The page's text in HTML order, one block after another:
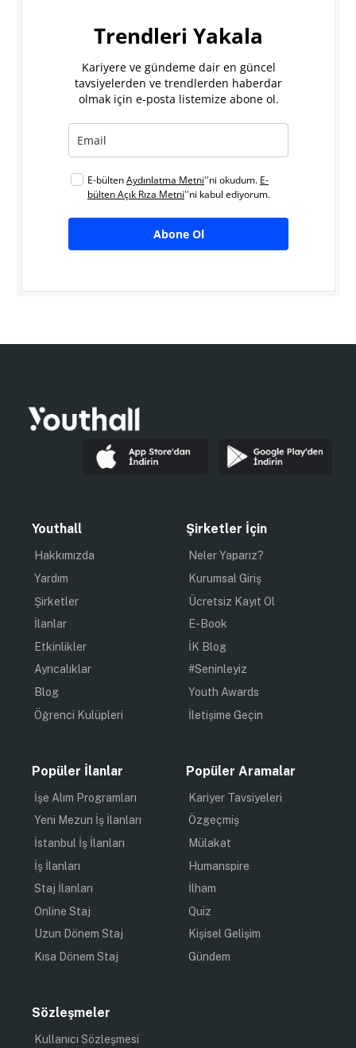
Trendleri Yakala
Kariyere ve gündeme dair en güncel
tavsiyelerden ve trendlerden haberdar
olmak için e-posta listemize abone ol.
E-bültenAydınlatma Metni''ni okudum. E-
bülten Açık Rıza Metni''ni kabul ediyorum.
Abone Ol
Youthall
Hakkımızda
Yardım
Şirketler
İlanlar
Etkinlikler
Ayrıcalıklar
Blog
Öğrenci Kulüpleri
Şirketler İçin
Neler Yaparız?
Kurumsal Giriş
Ücretsiz Kayıt Ol
E-Book
İK Blog
#Seninleyiz
Youth Awards
İletişime Geçin
Popüler İlanlar
İşe Alım Programları
Yeni Mezun İş İlanları
İstanbul İş İlanları
İş İlanları
Staj İlanları
Online Staj
Uzun Dönem Staj
Kısa Dönem Staj
Popüler Aramalar
Kariyer Tavsiyeleri
Özgeçmiş
Mülakat
Humanspire
İlham
Quiz
Kişisel Gelişim
Gündem
Sözleşmeler
Kullanıcı Sözleşmesi